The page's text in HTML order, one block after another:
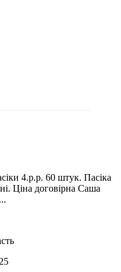
4.р.р. 60 штук. Пасіка
Ціна договірна Саша